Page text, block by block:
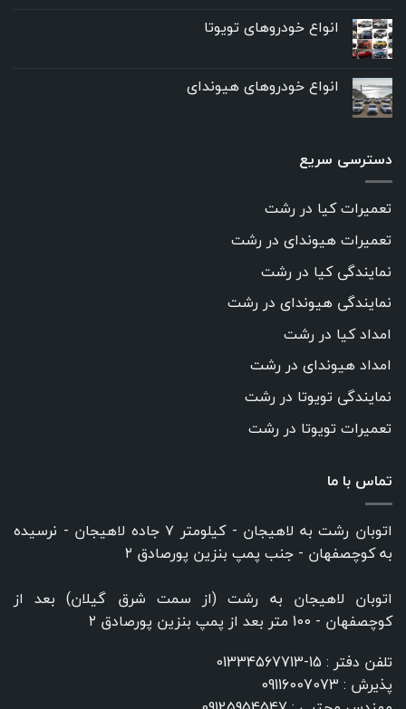
انواع خودروهای تویوتا
انواع خودروهای هیوندای
دسترسی سریع
تعمیرات کیا در رشت
تعمیرات هیوندای در رشت
نمایندگی کیا در رشت
نمایندگی هیوندای در رشت
امداد کیا در رشت
امداد هیوندای در رشت
نمایندگی تویوتا در رشت
تعمیرات تویوتا در رشت
تماس با ما
اتوبان رشت به لاهیجان - کیلومتر ۷ جاده لاهیجان - نرسیده
به کوچصفهان - جنب پمپ بنزین پورصادق ۲
اتوبان لاهیجان به رشت (از سمت شرق گیلان) بعد از
کوچصفهان - 100 متر بعد از پمپ بنزین پورصادق ۲
تلفن دفتر : 15-01334567713
پذیرش : 09116007073